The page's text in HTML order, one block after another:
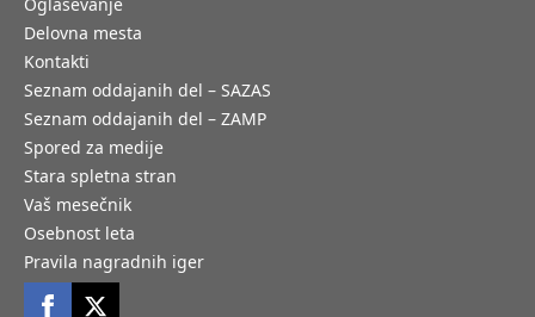
Delovna mesta
Kontakti
Seznam oddajanih del – SAZAS
Seznam oddajanih del – ZAMP
Spored za medije
Stara spletna stran
Vaš mesečnik
Osebnost leta
Pravila nagradnih iger